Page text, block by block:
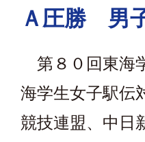
Ａ圧勝 男
第８０回東海
海学生女子駅伝
競技連盟、中日